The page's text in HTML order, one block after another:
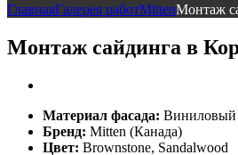
ГлавнаяГалерея работMittenМонтаж
Монтаж сайдинга в
Материал фасада: Виниловый
Бренд: Mitten (Канада)
Цвет: Brownstone, Sandalwood